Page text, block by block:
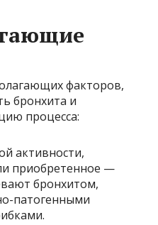
факторов,
бронхита и
процесса:
активности,
приобретенное —
бронхитом,
патогенными